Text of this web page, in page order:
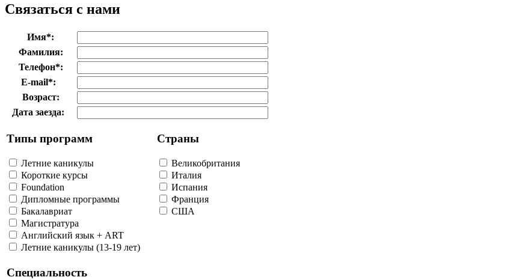
Связаться с нами
Имя*:
Фамилия:
Телефон*:
E-mail*:
Возраст:
Дата заезда:
Типы программ
Летние каникулы
Короткие курсы
Foundation
Дипломные программы
Бакалавриат
Магистратура
Английский язык + ART
Летние каникулы (13-19 лет)
Страны
Великобритания
Италия
Испания
Франция
США
Специальность